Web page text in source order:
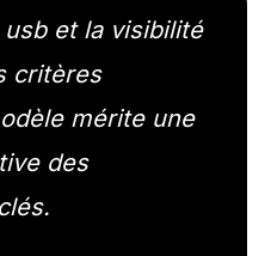
et la visibilité
critères
mérite une
des